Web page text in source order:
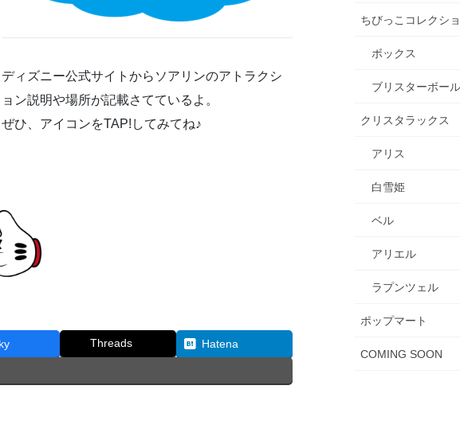
ディズニー公式サイトからソアリンのアトラクシ
ョン説明や場所が記載さてているよ。
ぜひ、アイコンをTAP!してみてね♪
Threads Hatena
ちびっこコレクシ
ボックス
ブリスターボール
クリスタラックス
アリス
白雪姫
ベル
アリエル
ラプンツェル
ポップマート
COMING SOON